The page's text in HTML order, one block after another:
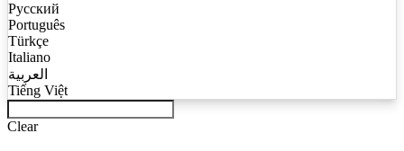
Русский
Português
Türkçe
Italiano
العربية
Tiếng Việt
Clear